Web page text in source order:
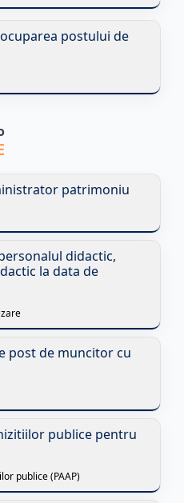
postului de
patrimoniu
didactic,
la data de
post de muncitor cu
publice pentru
publice (PAAP)